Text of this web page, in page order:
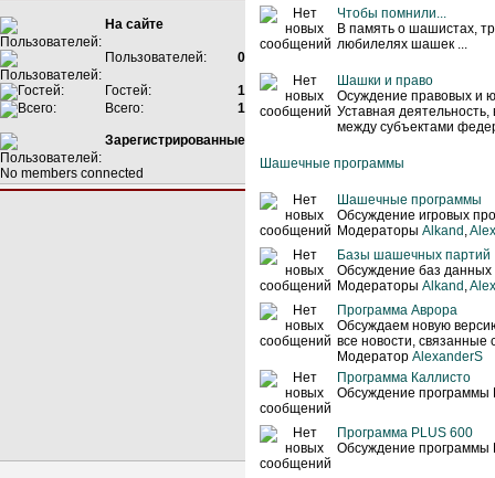
На сайте
Пользователей: 0
Гостей:
1
Всего:
1
Зарегистрированные
No members connected
Чтобы помнили...
В память о шашистах,
любилелях шашек ...
Шашки и право
Осуждение правовых и
Уставная
между субъектами
Шашечные программы
Шашечные программы
Обсуждение игровых
Модераторы Alkand ,
Базы шашечных партий
Обсуждение баз
Модераторы Alkand ,
Программа Аврора
Обсуждаем новую
все новости, связанные
Модератор AlexanderS
Программа Каллисто
Обсуждение программы
Программа PLUS 600
Обсуждение программы